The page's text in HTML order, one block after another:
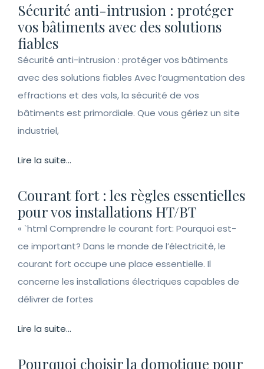
Sécurité anti-intrusion : protéger
vos bâtiments avec des solutions
fiables
Sécurité anti-intrusion : protéger vos bâtiments
avec des solutions fiables Avec l’augmentation des
effractions et des vols, la sécurité de vos
bâtiments est primordiale. Que vous gériez un site
industriel,
Lire la suite...
Courant fort : les règles essentielles
pour vos installations HT/BT
« `html Comprendre le courant fort: Pourquoi est-
ce important? Dans le monde de l’électricité, le
courant fort occupe une place essentielle. Il
concerne les installations électriques capables de
délivrer de fortes
Lire la suite...
Pourquoi choisir la domotique pour